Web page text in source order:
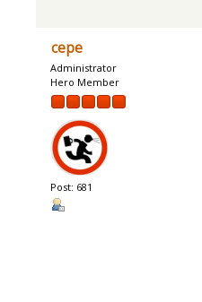
cepe
Administrator
Hero Member
Post: 681